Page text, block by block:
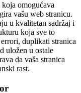
omogućava
vašu web stranicu.
u kvalitetan sadržaj i
koja sve to
duplikati stranica
uložen u ostale
da vaša stranica
rast.